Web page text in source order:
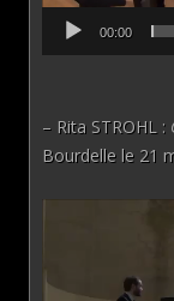
00:00
– Rita STROHL :
Bourdelle le 21